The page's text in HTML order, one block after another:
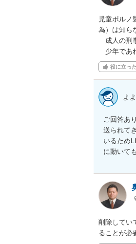
児童ポルノ
為）は知ら
成人の刑
少年であ
役に立った
よ
ご回答あ
送られて
いるため
に動いて
削除してい
ることが必